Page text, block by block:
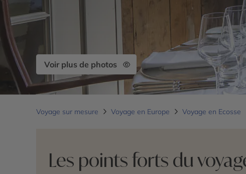
Voir plus de photos
Voyage sur mesure Voyage en Europe Voyage en Ecosse
Les points forts du